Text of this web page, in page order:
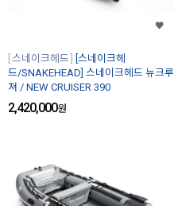
스네이크헤드
[스네이크헤
드/SNAKEHEAD] 스네이크헤드 뉴크루
져 / NEW CRUISER 390
2,420,000원